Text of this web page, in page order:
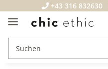
+43 316 832630